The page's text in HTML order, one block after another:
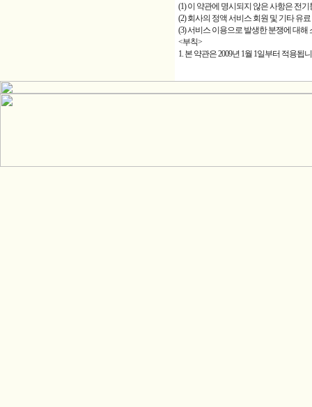
(1) 이 약관에 명시되지 않은 사항은 전
(2) 회사의 정액 서비스 회원 및 기타 유
(3) 서비스 이용으로 발생한 분쟁에 대
<부칙>
1. 본 약관은 2009년 1월 1일부터 적용됩